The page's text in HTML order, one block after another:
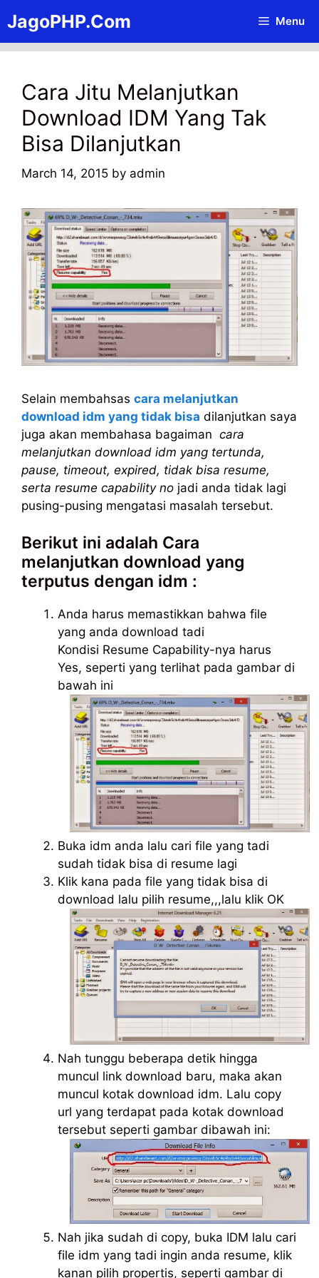
to
content
JagoPHP.Com Menu
Cara Jitu Melanjutkan
Download IDM Yang Tak
Bisa Dilanjutkan
March 14, 2015 by admin
Selain membahsas cara melanjutkan
download idm yang tidak bisa dilanjutkan saya
juga akan membahasa bagaiman cara
melanjutkan download idm yang tertunda,
pause, timeout, expired, tidak bisa resume,
serta resume capability no jadi anda tidak lagi
pusing-pusing mengatasi masalah tersebut.
Berikut ini adalah Cara
melanjutkan download yang
terputus dengan idm :
Anda harus memastikkan bahwa file
yang anda download tadi
Kondisi Resume Capability-nya harus
Yes, seperti yang terlihat pada gambar di
bawah ini
Buka idm anda lalu cari file yang tadi
sudah tidak bisa di resume lagi
Klik kana pada file yang tidak bisa di
download lalu pilih resume,,,lalu klik OK
Nah tunggu beberapa detik hingga
muncul link download baru, maka akan
muncul kotak download idm. Lalu copy
url yang terdapat pada kotak download
tersebut seperti gambar dibawah ini:
Nah jika sudah di copy, buka IDM lalu cari
file idm yang tadi ingin anda resume, klik
kanan pilih propertis, seperti gambar di